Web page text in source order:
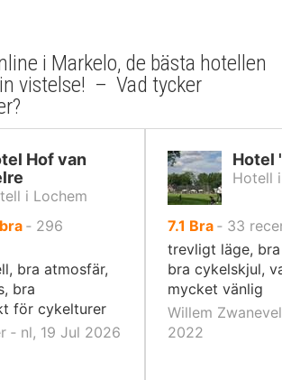
i Markelo, de bästa hotellen
vistelse! – Vad tycker
Hof van
i Lochem
‐ 296
bra atmosfär,
bra
för cykelturer
‐ nl, 19 Jul 2026
Hotel
Hotell
7.1 av
10,
Bra ‐ 33
trevligt läge,
bra cykelskjul,
mycket vänlig
Willem
2022